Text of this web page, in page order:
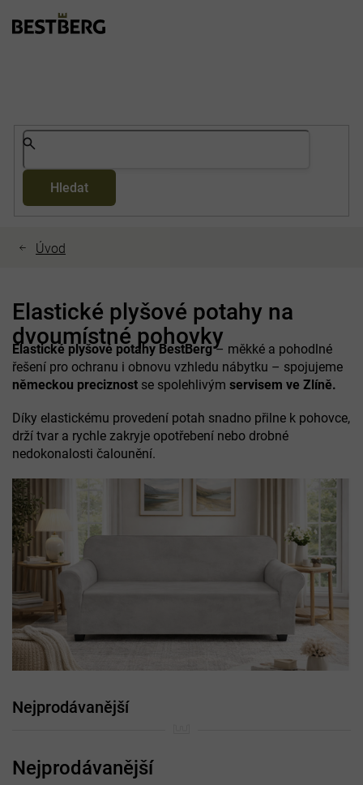
Hledat
Elastické plyšové potahy na
dvoumístné pohovky
Elastické plyšové potahy BestBerg– měkké a pohodlné
řešení pro ochranu i obnovu vzhledu nábytku – spojujeme
německou preciznost se spolehlivým servisem ve Zlíně.
Díky elastickému provedení potah snadno přilne k pohovce,
drží tvar a rychle zakryje opotřebení nebo drobné
nedokonalosti čalounění.
Nejprodávanější